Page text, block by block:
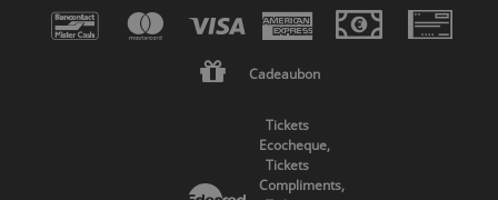
Cadeaubon
Tickets
Ecocheque,
Tickets
Compliments,